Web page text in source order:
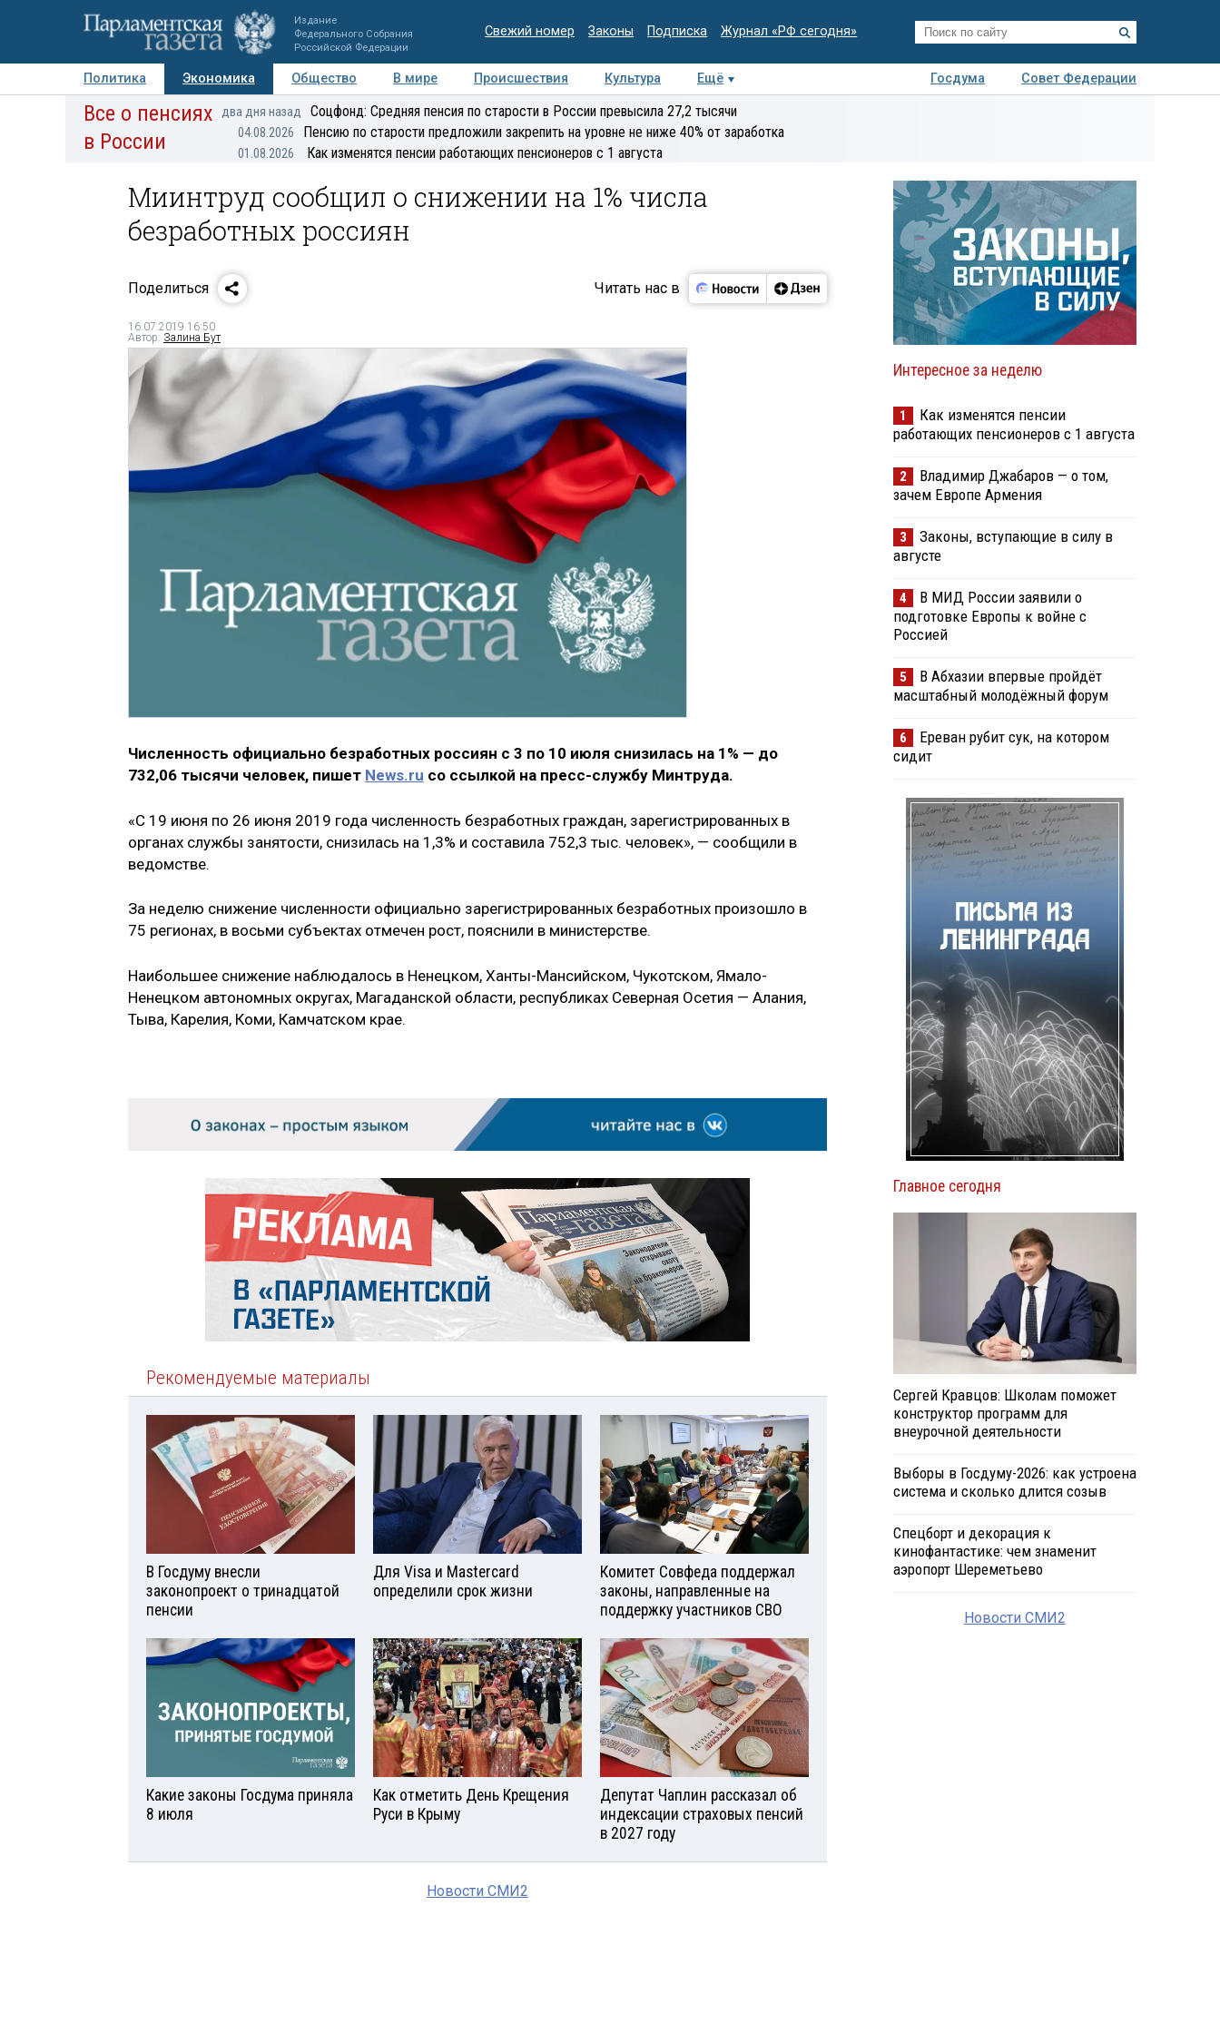
Издание
Федерального Собрания
Российской Федерации
Свежий номер Законы Подписка Журнал «РФ сегодня»
Политика Экономика Общество В мире Происшествия Культура Ещё Госдума
Совет Федерации
Авторы Персоны Мнения Регионы Медиацентр Интервью Колумнисты
Все о пенсиях
в России
два дня назад Соцфонд: Средняя пенсия по старости в России превысила 27,2 тысячи
04.08.2026 Пенсию по старости предложили закрепить на уровне не ниже 40% от заработка
01.08.2026 Как изменятся пенсии работающих пенсионеров с 1 августа
Миинтруд сообщил о снижении на 1% числа
безработных россиян
Поделиться Читать нас в
16.07.2019 16:50
Автор: Залина Бут
Численность официально безработных россиян с 3 по 10 июля снизилась на 1% — до
732,06 тысячи человек, пишет News.ru со ссылкой на пресс-службу Минтруда.
«С 19 июня по 26 июня 2019 года численность безработных граждан, зарегистрированных в
органах службы занятости, снизилась на 1,3% и составила 752,3 тыс. человек», — сообщили в
ведомстве.
За неделю снижение численности официально зарегистрированных безработных произошло в
75 регионах, в восьми субъектах отмечен рост, пояснили в министерстве.
Наибольшее снижение наблюдалось в Ненецком, Ханты-Мансийском, Чукотском, Ямало-
Ненецком автономных округах, Магаданской области, республиках Северная Осетия — Алания,
Тыва, Карелия, Коми, Камчатском крае.
Рекомендуемые материалы
В Госдуму внесли
законопроект о тринадцатой
пенсии
Для Visа и Mastercard
определили срок жизни
Комитет Совфеда поддержал
законы, направленные на
поддержку участников СВО
Какие законы Госдума приняла
8 июля
Как отметить День Крещения
Руси в Крыму
Депутат Чаплин рассказал об
индексации страховых пенсий
в 2027 году
Новости СМИ2
Интересное за неделю
1
Как изменятся пенсии
работающих пенсионеров с 1 августа
2
Владимир Джабаров — о том,
зачем Европе Армения
3
Законы, вступающие в силу в
августе
4
В МИД России заявили о
подготовке Европы к войне с
Россией
5
В Абхазии впервые пройдёт
масштабный молодёжный форум
6
Ереван рубит сук, на котором
сидит
Главное сегодня
Сергей Кравцов: Школам поможет
конструктор программ для
внеурочной деятельности
Выборы в Госдуму-2026: как устроена
система и сколько длится созыв
Спецборт и декорация к
кинофантастике: чем знаменит
аэропорт Шереметьево
Новости СМИ2